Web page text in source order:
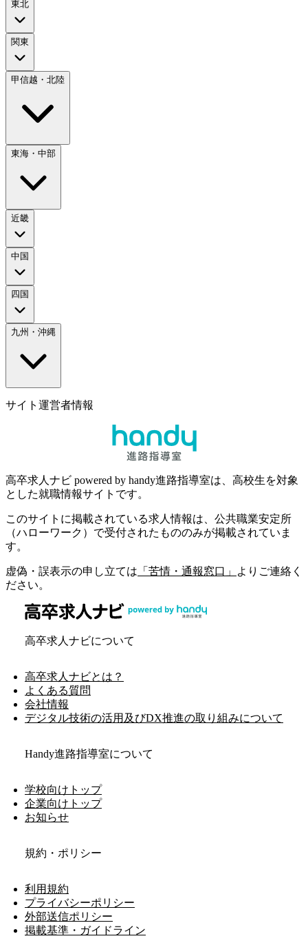
東北
関東
甲信越・北陸
東海・中部
近畿
中国
四国
九州・沖縄
サイト運営者情報
高卒求人ナビ powered by handy進路指導室は、高校生を対象
とした就職情報サイトです。
このサイトに掲載されている求人情報は、公共職業安定所
（ハローワーク）で受付されたもののみが掲載されていま
す。
虚偽・誤表示の申し立ては 「苦情・通報窓口」
よりご連絡く
ださい。
高卒求人ナビについて
高卒求人ナビとは？
よくある質問
会社情報
デジタル技術の活用及びDX推進の取り組みについて
Handy進路指導室について
学校向けトップ
企業向けトップ
お知らせ
規約・ポリシー
利用規約
プライバシーポリシー
外部送信ポリシー
掲載基準・ガイドライン